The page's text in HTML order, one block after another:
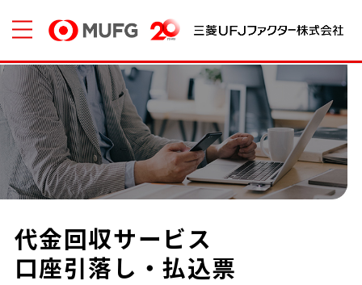
代金回収サービス
口座引落し・払込票